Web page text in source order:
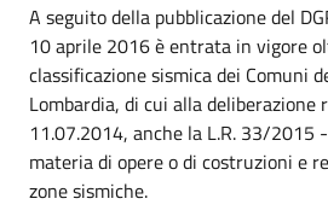
A seguito della pubblicazione del
10 aprile 2016 è entrata in vigore
classificazione sismica dei Comuni
Lombardia, di cui alla deliberazione
11.07.2014, anche la L.R. 33/2015
materia di opere o di costruzioni e
zone sismiche.